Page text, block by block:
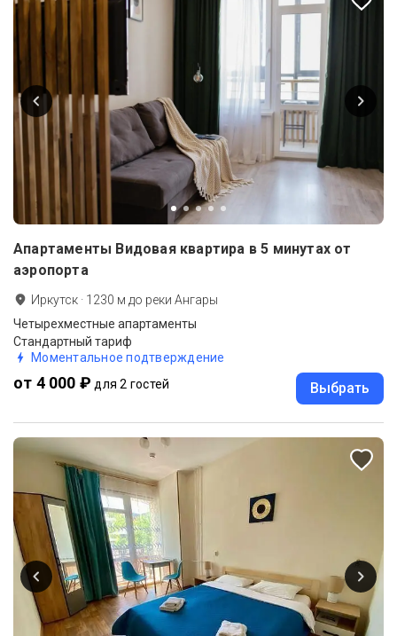
Апартаменты Видовая квартира в 5 минутах от
аэропорта
Иркутск · 1230 м до реки Ангары
Четырехместные апартаменты
Стандартный тариф
Моментальное подтверждение
от 4 000 ₽ для 2 гостей Выбрать